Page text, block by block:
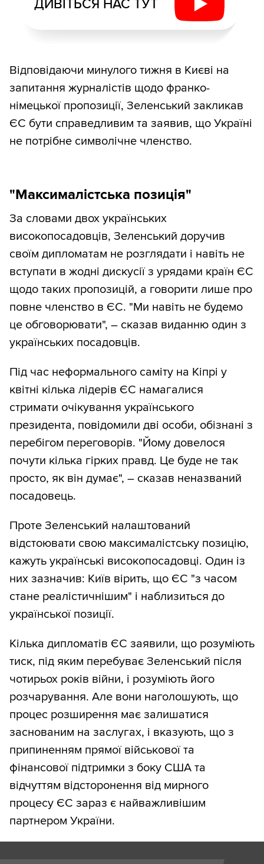
ДИВІТЬСЯ НАС ТУТ
Відповідаючи минулого тижня в Києві на
запитання журналістів щодо франко-
німецької пропозиції, Зеленський закликав
ЄС бути справедливим та заявив, що Україні
не потрібне символічне членство.
"Максималістська позиція"
За словами двох українських
високопосадовців, Зеленський доручив
своїм дипломатам не розглядати і навіть не
вступати в жодні дискусії з урядами країн ЄС
щодо таких пропозицій, а говорити лише про
повне членство в ЄС. "Ми навіть не будемо
це обговорювати", – сказав виданню один з
українських посадовців.
Під час неформального саміту на Кіпрі у
квітні кілька лідерів ЄС намагалися
стримати очікування українського
президента, повідомили дві особи, обізнані з
перебігом переговорів. "Йому довелося
почути кілька гірких правд. Це буде не так
просто, як він думає", – сказав неназваний
посадовець.
Проте Зеленський налаштований
відстоювати свою максималістську позицію,
кажуть українські високопосадовці. Один із
них зазначив: Київ вірить, що ЄС "з часом
стане реалістичнішим" і наблизиться до
української позиції.
Кілька дипломатів ЄС заявили, що розуміють
тиск, під яким перебуває Зеленський після
чотирьох років війни, і розуміють його
розчарування. Але вони наголошують, що
процес розширення має залишатися
заснованим на заслугах, і вказують, що з
припиненням прямої військової та
фінансової підтримки з боку США та
відчуттям відсторонення від мирного
процесу ЄС зараз є найважливішим
партнером України.